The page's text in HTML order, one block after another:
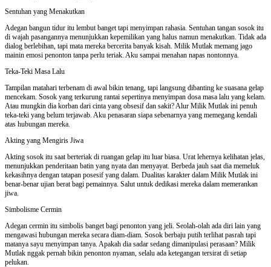
Sentuhan yang Menakutkan
Adegan bangun tidur itu lembut banget tapi menyimpan rahasia. Sentuhan tangan sosok itu
di wajah pasangannya menunjukkan kepemilikan yang halus namun menakutkan. Tidak ada
dialog berlebihan, tapi mata mereka bercerita banyak kisah. Milik Mutlak memang jago
mainin emosi penonton tanpa perlu teriak. Aku sampai menahan napas nontonnya.
Teka-Teki Masa Lalu
Tampilan matahari terbenam di awal bikin tenang, tapi langsung dibanting ke suasana gelap
mencekam. Sosok yang terkurung rantai sepertinya menyimpan dosa masa lalu yang kelam.
Atau mungkin dia korban dari cinta yang obsesif dan sakit? Alur Milik Mutlak ini penuh
teka-teki yang belum terjawab. Aku penasaran siapa sebenarnya yang memegang kendali
atas hubungan mereka.
Akting yang Mengiris Jiwa
Akting sosok itu saat berteriak di ruangan gelap itu luar biasa. Urat lehernya kelihatan jelas,
menunjukkan penderitaan batin yang nyata dan menyayat. Berbeda jauh saat dia memeluk
kekasihnya dengan tatapan posesif yang dalam. Dualitas karakter dalam Milik Mutlak ini
benar-benar ujian berat bagi pemainnya. Salut untuk dedikasi mereka dalam memerankan
jiwa.
Simbolisme Cermin
Adegan cermin itu simbolis banget bagi penonton yang jeli. Seolah-olah ada diri lain yang
mengawasi hubungan mereka secara diam-diam. Sosok berbaju putih terlihat pasrah tapi
matanya sayu menyimpan tanya. Apakah dia sadar sedang dimanipulasi perasaan? Milik
Mutlak nggak pernah bikin penonton nyaman, selalu ada ketegangan tersirat di setiap
pelukan.